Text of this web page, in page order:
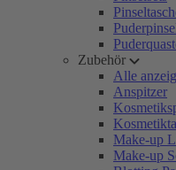
Zubehör
Alle
Anspitzer
Make-up
Make-up